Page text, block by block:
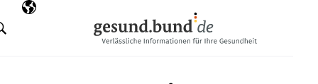
اللغة
البحث